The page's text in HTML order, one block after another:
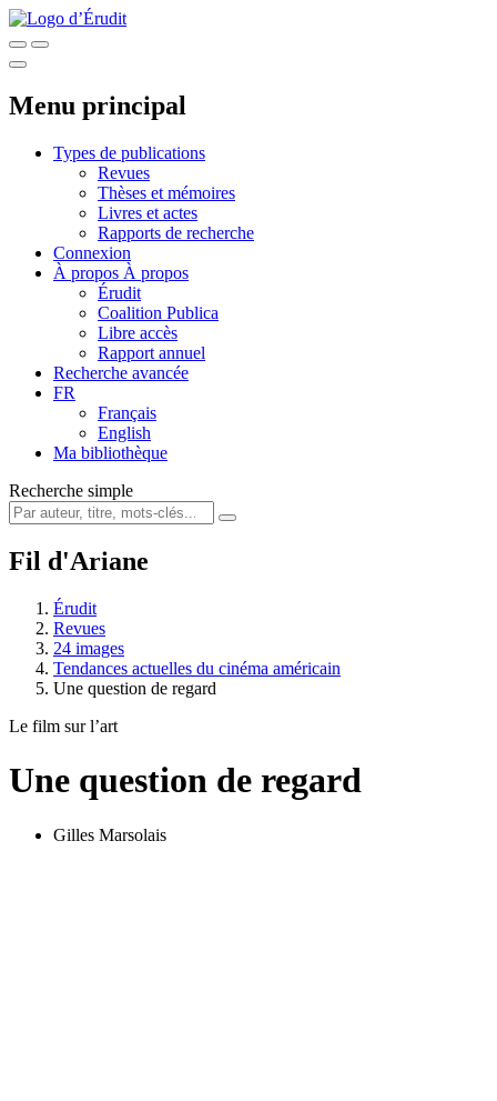
Menu principal
Types de publications
Revues
Thèses et mémoires
Livres et actes
Rapports de recherche
Connexion
À propos À propos
Érudit
Coalition Publica
Libre accès
Rapport annuel
Recherche avancée
FR
Français
English
Ma bibliothèque
Recherche simple
Fil d'Ariane
Érudit
Revues
24 images
Tendances actuelles du cinéma américain
Une question de regard
Le film sur l’art
Une question de regard
Gilles Marsolais